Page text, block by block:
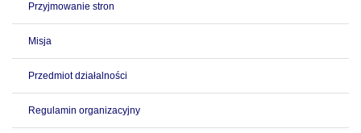
Przyjmowanie stron
Misja
Przedmiot działalności
Regulamin organizacyjny